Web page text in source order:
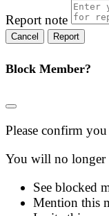
Report note
Report
Block Member?
Please confirm
You will no longer
See blocked
Mention this